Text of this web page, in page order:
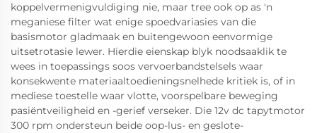
koppelvermenigvuldiging nie, maar tree ook op as 'n
meganiese filter wat enige spoedvariasies van die
basismotor gladmaak en buitengewoon eenvormige
uitsetrotasie lewer. Hierdie eienskap blyk noodsaaklik te
wees in toepassings soos vervoerbandstelsels waar
konsekwente materiaaltoedieningsnelhede kritiek is, of in
mediese toestelle waar vlotte, voorspelbare beweging
pasiëntveiligheid en -gerief verseker. Die 12v dc tapytmotor
300 rpm ondersteun beide oop-lus- en geslote-